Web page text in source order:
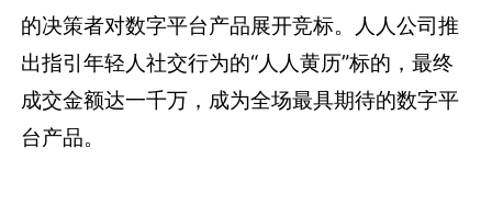
的决策者对数字平台产品展开竞标。人人公司推
出指引年轻人社交行为的“人人黄历”标的，最终
成交金额达一千万，成为全场最具期待的数字平
台产品。